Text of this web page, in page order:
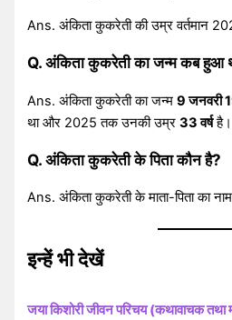
Ans. अंकिता कुकरेती की उम्र वर्तमान
Q. अंकिता कुकरेती का जन्म कब हुआ
Ans. अंकिता कुकरेती का जन्म9 जनवरी
था और 2025 तक उनकी उम्र33 वर्षहै।
Q. अंकिता कुकरेती के पिता कौन है?
Ans. अंकिता कुकरेती के माता-पिता का नाम
इन्हें भी देखें
जया किशोरी जीवन परिचय (कथावाचक